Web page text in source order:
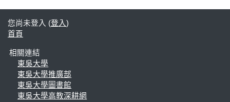
您尚未登入 (登入 )
首頁
相關連結
東吳大學
東吳大學推廣部
東吳大學圖書館
東吳大學高教深耕網